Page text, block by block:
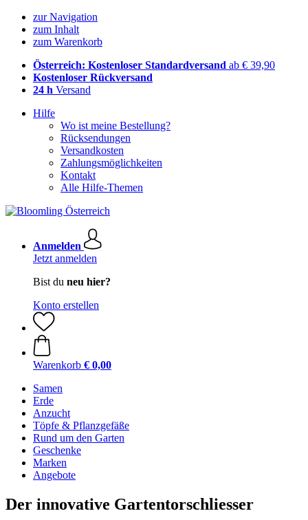
zur Navigation
zum Inhalt
zum Warenkorb
Österreich: Kostenloser Standardversand ab € 39,90
Kostenloser Rückversand
24 h Versand
Hilfe
Wo ist meine Bestellung?
Rücksendungen
Versandkosten
Zahlungsmöglichkeiten
Kontakt
Alle Hilfe-Themen
Anmelden
Jetzt anmelden
Bist du neu hier?
Konto erstellen
Warenkorb € 0,00
Samen
Erde
Anzucht
Töpfe & Pflanzgefäße
Rund um den Garten
Geschenke
Marken
Angebote
Der innovative Gartentorschliesser